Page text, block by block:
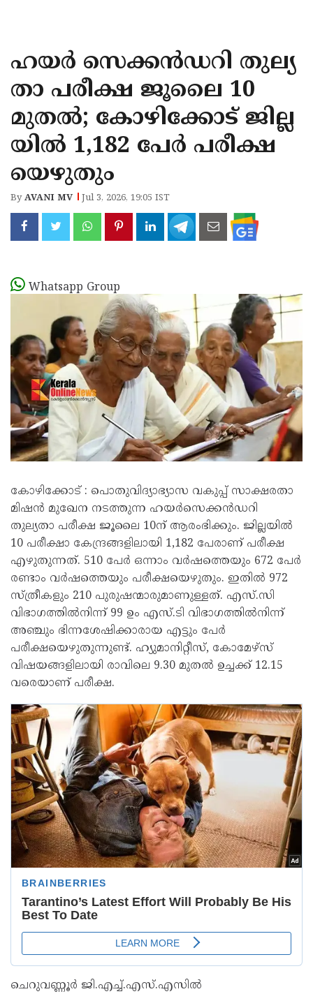
KANNUR
KASARAGOD
ഹയർ സെക്കൻഡറി തുല്യ
താ പരീക്ഷ ജൂലൈ 10
മുതൽ; കോഴിക്കോട് ജില്ല
യിൽ 1,182 പേർ പരീക്ഷ
യെഴുതും
ByAVANI MV Jul 3, 2026, 19:05 IST
Whatsapp Group
കോഴിക്കോട് : പൊതുവിദ്യാഭ്യാസ വകുപ്പ് സാക്ഷരതാ
മിഷൻ മുഖേന നടത്തുന്ന ഹയർസെക്കൻഡറി
തുല്യതാ പരീക്ഷ ജൂലൈ 10ന് ആരംഭിക്കും. ജില്ലയിൽ
10 പരീക്ഷാ കേന്ദ്രങ്ങളിലായി 1,182 പേരാണ് പരീക്ഷ
എഴുതുന്നത്. 510 പേർ ഒന്നാം വർഷത്തെയും 672 പേർ
രണ്ടാം വർഷത്തെയും പരീക്ഷയെഴുതും. ഇതിൽ 972
സ്ത്രീകളും 210 പുരുഷന്മാരുമാണുള്ളത്. എസ്.സി
വിഭാഗത്തിൽനിന്ന് 99 ഉം എസ്.ടി വിഭാഗത്തിൽനിന്ന്
അഞ്ചും ഭിന്നശേഷിക്കാരായ എട്ടും പേർ
പരീക്ഷയെഴുതുന്നുണ്ട്. ഹ്യുമാനിറ്റീസ്, കോമേഴ്‌സ്
വിഷയങ്ങളിലായി രാവിലെ 9.30 മുതൽ ഉച്ചക്ക് 12.15
വരെയാണ് പരീക്ഷ.
ചെറുവണ്ണൂർ ജി.എച്ച്.എസ്.എസിൽ